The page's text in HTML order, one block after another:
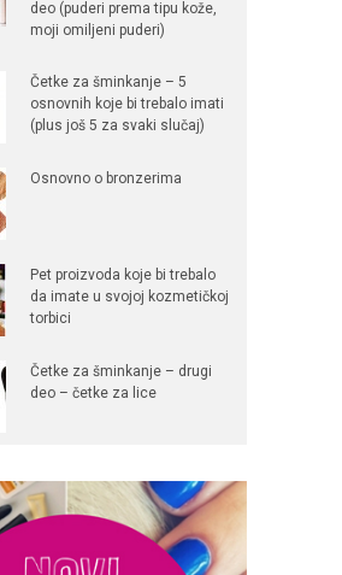
deo (puderi prema tipu kože,
moji omiljeni puderi)
Četke za šminkanje – 5
osnovnih koje bi trebalo imati
(plus još 5 za svaki slučaj)
Osnovno o bronzerima
Pet proizvoda koje bi trebalo
da imate u svojoj kozmetičkoj
torbici
Četke za šminkanje – drugi
deo – četke za lice